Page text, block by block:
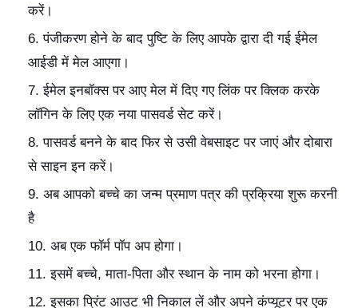
करें।
पंजीकरण होने के बाद पुष्टि के लिए आपके द्वारा दी गई ईमेल
आईडी में मेल आएगा।
ईमेल इनबॉक्स पर आए मेल में दिए गए लिंक पर क्लिक करके
लॉगिन के लिए एक नया पासवर्ड सेट करें।
पासवर्ड बनने के बाद फिर से उसी वेबसाइट पर जाएं और दोबारा
से साइन इन करें।
अब आपको बच्चे का जन्म प्रमाण पत्र की प्रक्रिया शुरू करनी
है
अब एक फॉर्म पॉप अप होगा।
इसमें बच्चे, माता-पिता और स्थान के नाम को भरना होगा।
इसका प्रिंट आउट भी निकाल लें और अपने कंप्यूटर पर एक